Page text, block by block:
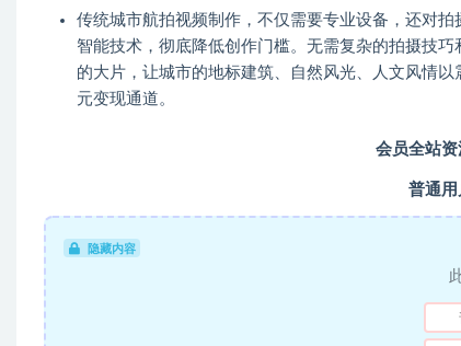
传统城市航拍视频制作，不仅需要专业设备，还对
智能技术，彻底降低创作门槛。无需复杂的拍摄技
的大片，让城市的地标建筑、自然风光、人文风情
元变现通道。
会员全站
普通用
隐藏内容